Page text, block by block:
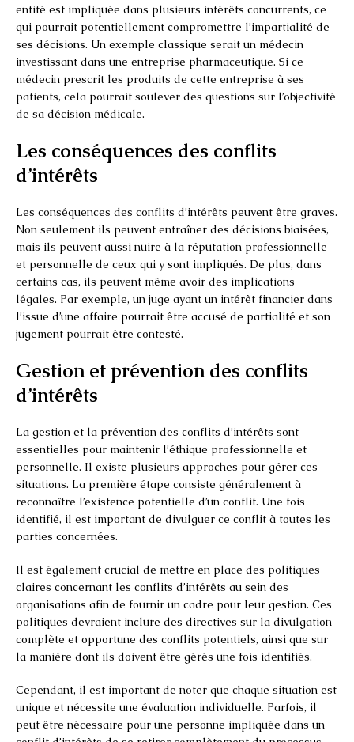
entité est impliquée dans plusieurs intérêts concurrents, ce
qui pourrait potentiellement compromettre l’impartialité de
ses décisions. Un exemple classique serait un médecin
investissant dans une entreprise pharmaceutique. Si ce
médecin prescrit les produits de cette entreprise à ses
patients, cela pourrait soulever des questions sur l’objectivité
de sa décision médicale.
Les conséquences des conflits
d’intérêts
Les conséquences des conflits d’intérêts peuvent être graves.
Non seulement ils peuvent entraîner des décisions biaisées,
mais ils peuvent aussi nuire à la réputation professionnelle
et personnelle de ceux qui y sont impliqués. De plus, dans
certains cas, ils peuvent même avoir des implications
légales. Par exemple, un juge ayant un intérêt financier dans
l’issue d’une affaire pourrait être accusé de partialité et son
jugement pourrait être contesté.
Gestion et prévention des conflits
d’intérêts
La gestion et la prévention des conflits d’intérêts sont
essentielles pour maintenir l’éthique professionnelle et
personnelle. Il existe plusieurs approches pour gérer ces
situations. La première étape consiste généralement à
reconnaître l’existence potentielle d’un conflit. Une fois
identifié, il est important de divulguer ce conflit à toutes les
parties concernées.
Il est également crucial de mettre en place des politiques
claires concernant les conflits d’intérêts au sein des
organisations afin de fournir un cadre pour leur gestion. Ces
politiques devraient inclure des directives sur la divulgation
complète et opportune des conflits potentiels, ainsi que sur
la manière dont ils doivent être gérés une fois identifiés.
Cependant, il est important de noter que chaque situation est
unique et nécessite une évaluation individuelle. Parfois, il
peut être nécessaire pour une personne impliquée dans un